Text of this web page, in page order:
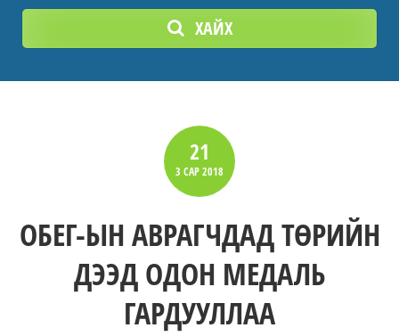
ХАЙХ
21
3 САР2018
ОБЕГ-ЫН АВРАГЧДАД ТӨРИЙН
ДЭЭД ОДОН МЕДАЛЬ
ГАРДУУЛЛАА